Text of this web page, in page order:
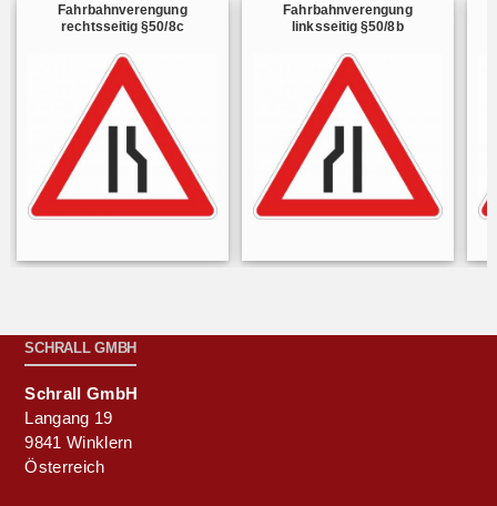
Fahrbahnverengung
rechtsseitig §50/8c
Fahrbahnverengung
linksseitig §50/8b
SCHRALL GMBH
Schrall GmbH
Langang 19
9841 Winklern
Österreich